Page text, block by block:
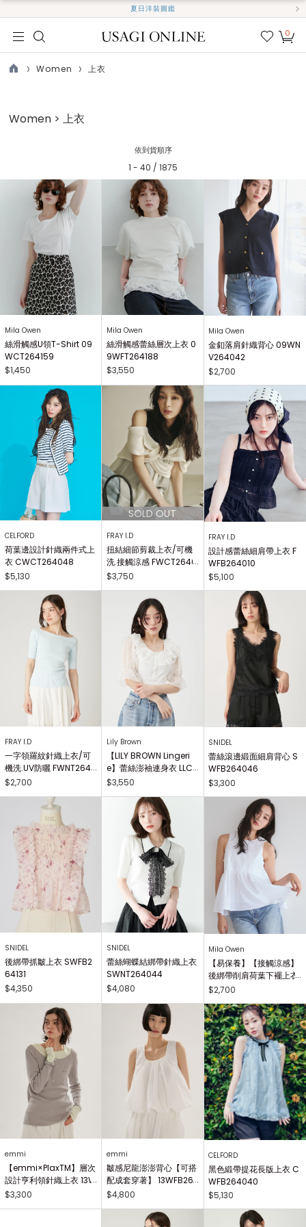
夏日洋裝圖鑑
我的
0
Women 上衣
Women > 上衣
依到貨順序
1 - 40 / 1875
Mila Owen
絲滑觸感U領T-Shirt 09
WCT264159
$1,450
Mila Owen
絲滑觸感蕾絲層次上衣 0
9WFT264188
$3,550
Mila Owen
金釦落肩針織背心 09WN
V264042
$2,700
CELFORD
荷葉邊設計針織兩件式上
衣 CWCT264048
$5,130
FRAY I.D
扭結細節剪裁上衣/可機
洗.接觸涼感 FWCT2640
25
$3,750
FRAY I.D
設計感蕾絲細肩帶上衣 F
WFB264010
$5,100
FRAY I.D
一字領羅紋針織上衣/可
機洗.UV防曬 FWNT2640
29
$2,700
Lily Brown
【LILY BROWN Lingeri
e】蕾絲澎袖連身衣 LLC
O262503
$3,550
SNIDEL
蕾絲滾邊緞面細肩背心 S
WFB264046
$3,300
SNIDEL
後綁帶抓皺上衣 SWFB2
64131
$4,350
SNIDEL
蕾絲蝴蝶結綁帶針織上衣
SWNT264044
$4,080
Mila Owen
【易保養】【接觸涼感】
後綁帶削肩荷葉下襬上衣
09WFT264902
$2,700
emmi
【emmi×PlaxTM】層次
設計亨利領針織上衣 13W
CT264037
$3,300
emmi
皺感尼龍澎澎背心【可搭
配成套穿著】 13WFB26
4012
$4,800
CELFORD
黑色緞帶提花長版上衣 C
WFB264040
$5,130